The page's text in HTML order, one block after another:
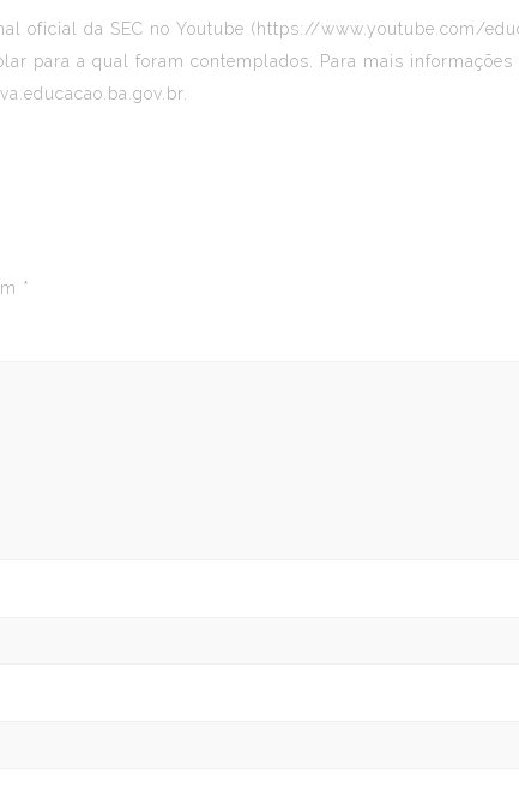
oficial da SEC no Youtube (https://www.youtube.com/
para a qual foram contemplados. Para mais informações
*